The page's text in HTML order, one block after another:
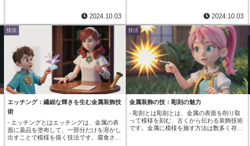
角度によって光り方が変化する様子は、ま
るで宝石のように美しく、見る人を飽きさ
せません。今日でも、ギヨシェエナメル
は、伝統的な技法を受け継ぐ職人たちの手
によって、一つ一つ丁寧に作られていま
す。その精緻な美しさは、時代を超えて愛
され続けています。
融合し、その土地ならではの美しい装飾技
法として発展してきたのです。
て、初めて完成するからです。仕上げと
は、宝飾品の最終的な外観を決める、職人
技が光る非常に重要な工程です。研磨や薬
品を用いた処理など、様々な技術を駆使し
て金属の表面を加工し、光沢や質感、色合
いなどを細かく調整していきます。同じ素
材、同じデザインであっても、仕上げの方
法によって宝飾品は全く異なる雰囲気を纏
うのです。仕上げには、実に様々な種類が
存在し、それぞれが独特の効果を生み出し
ます。例えば、「鏡面仕上げ」は、鏡のよ
うに滑らかで光り輝く表面に仕上げる技法
で、宝飾品に高級感や華やかさを与えま
す。一方、「つや消し」は、光沢を抑えて
落ち着いた雰囲気に仕上げる技法で、アン
ティーク調の宝飾品や、シンプルなデザイ
ンの宝飾品に多く用いられます。その他に
2024.10.03
や研磨工具といった専用の道具です。これ
らの道具を用いて金属表面を丁寧に研磨す
ることで、無数の細かな線が刻まれ、独特
の風合いが生まれます。サテン仕上げの最
大の特徴は、光沢を抑えた上品な輝きで
す。鏡面仕上げのように強い光を放つので
はなく、表面に刻まれた微細な線が光を乱
反射させることで、優しく落ち着いた輝き
を放ちます。この光沢は、まるでサテン生
地の表面のように、柔らかく滑らかな印象
を与えます。それが、サテン仕上げと呼ば
れる所以です。サテン仕上げは、主張しす
ぎない落ち着きがあり、様々なデザインの
ジュエリーに広く用いられています。特
に、結婚指輪や婚約指輪など、長く身につ
けるジュエリーに人気があります。華やか
2024.10.03
技法
エッチング：繊細な輝きを生む金属装飾技
術
- エッチングとはエッチングは、金属の表
面に薬品を塗布して、一部分だけを溶かし
出すことで模様を描く技法です。腐食させ
技法
金属装飾の技：彫刻の魅力
- 彫刻とは彫刻とは、金属の表面を削り取
って模様を刻む、古くから伝わる装飾技術
です。金属に模様を施す方法は数多く存在